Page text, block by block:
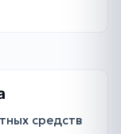
средств